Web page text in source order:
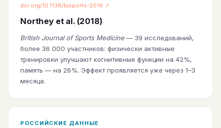
doi.org/10.1136/bjsports-2016 ↗
Northey et al. (2018)
British Journal of Sports Medicine — 39 исследований,
более 36 000 участников: физически активные
тренировки улучшают когнитивные функции на 42%,
память — на 26%. Эффект проявляется уже через 1–3
месяца.
РОССИЙСКИЕ ДАННЫЕ